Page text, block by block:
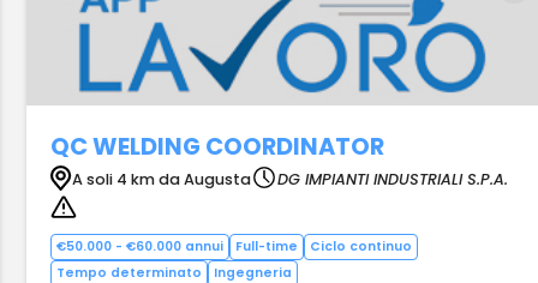
QC WELDING COORDINATOR
A soli 4 km da Augusta DG IMPIANTI INDUSTRIALI S.P.A.
€50.000 - €60.000 annui Full-time
Ciclo continuo
Tempo determinato
Ingegneria